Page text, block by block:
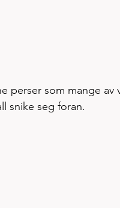
perser som mange av
snike seg foran.